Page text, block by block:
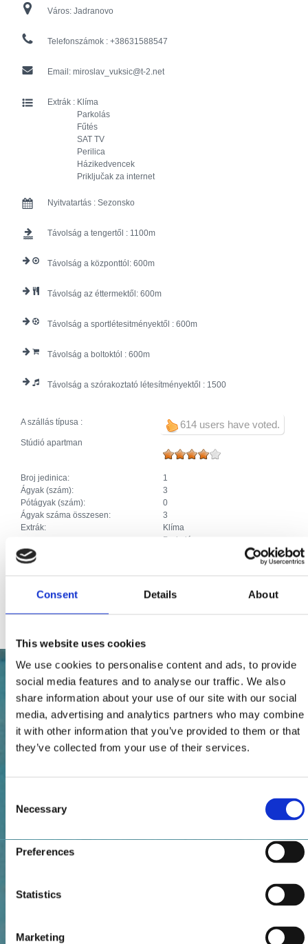
Consent Details About
This website uses cookies
We use cookies to personalise content and ads, to provide
social media features and to analyse our traffic. We also
share information about your use of our site with our social
media, advertising and analytics partners who may combine
it with other information that you’ve provided to them or that
they’ve collected from your use of their services.
Selection
Necessary
Preferences
Statistics
Marketing
Város: Jadranovo
Telefonszámok : +38631588547
Email: miroslav_vuksic@t-2.net
Extrák : Klíma
Parkolás
Fűtés
SAT TV
Perilica
Házikedvencek
Priključak za internet
Nyitvatartás : Sezonsko
Távolság a tengertől : 1100
Távolság a központtól: 600
Távolság az éttermektől: 600
Távolság a sportlétesitményektől : 600
Távolság a boltoktól : 600
Távolság a szórakoztató létesítményektől : 1500
614 users have voted.
A szállás típusa :
Stúdió apartman
Broj jedinica:
1
Ágyak (szám):
3
Pótágyak (szám):
0
Ágyak száma összesen:
3
Extrák:
Klíma
Parkolás
Házikedvencek